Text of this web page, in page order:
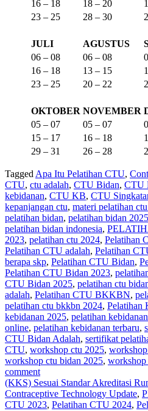
16 – 18 18 – 20
23 – 25
28 – 30
JULI AGUSTUS
06 – 08
06 – 08
16 – 18
13 – 15
23 – 25
20 – 22
OKTOBER NOVEMBER
05 – 07
05 – 07
15 – 17
16 – 18
29 – 31
26 – 28
Tagged Apa Itu Pelatihan CTU,
CTU, ctu adalah, CTU Bidan, CTU
kebidanan, CTU KB, CTU
kepanjangan ctu, materi pelatihan
pelatihan bidan, pelatihan bidan 2025
pelatihan bidan indonesia,
2023, pelatihan ctu 2024, Pelatihan
Pelatihan CTU adalah, Pelatihan
berapa skp, Pelatihan CTU Bidan,
Pelatihan CTU Bidan 2023,
CTU Bidan 2025, pelatihan ctu
adalah, Pelatihan CTU BKKBN,
pelatihan ctu bkkbn 2024, Pelatihan
kebidanan 2025, pelatihan
online, pelatihan kebidanan terbaru,
CTU Bidan Adalah, sertifikat
CTU, workshop ctu 2025,
workshop ctu bidan 2025, workshop
comment
(KKS) Sesuai Standar Akreditasi
Contraceptive Technology Update,
CTU 2023, Pelatihan CTU 2024,